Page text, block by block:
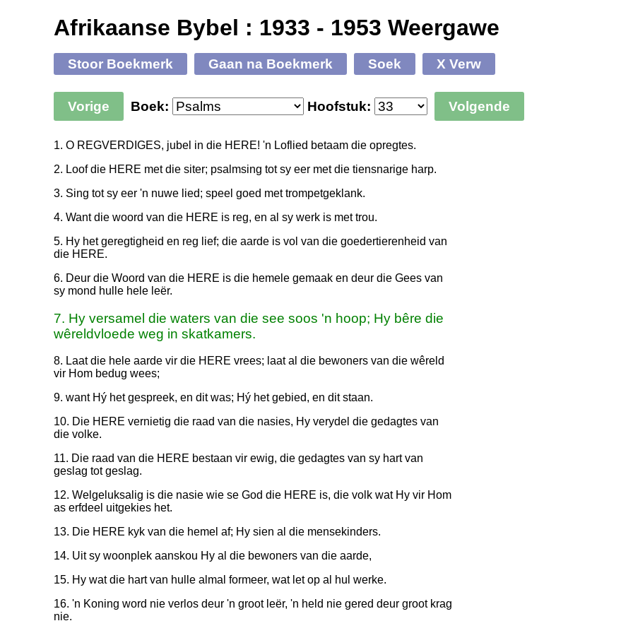
Afrikaanse Bybel : 1933 - 1953 Weergawe
Stoor Boekmerk Gaan na Boekmerk Soek X Verw
Vorige Boek: Hoofstuk: Volgende
1. O REGVERDIGES, jubel in die HERE! 'n Loflied betaam die opregtes.
2. Loof die HERE met die siter; psalmsing tot sy eer met die tiensnarige harp.
3. Sing tot sy eer 'n nuwe lied; speel goed met trompetgeklank.
4. Want die woord van die HERE is reg, en al sy werk is met trou.
5. Hy het geregtigheid en reg lief; die aarde is vol van die goedertierenheid van
die HERE.
6. Deur die Woord van die HERE is die hemele gemaak en deur die Gees van
sy mond hulle hele leër.
7. Hy versamel die waters van die see soos 'n hoop; Hy bêre die
wêreldvloede weg in skatkamers.
8. Laat die hele aarde vir die HERE vrees; laat al die bewoners van die wêreld
vir Hom bedug wees;
9. want Hý het gespreek, en dit was; Hý het gebied, en dit staan.
10. Die HERE vernietig die raad van die nasies, Hy verydel die gedagtes van
die volke.
11. Die raad van die HERE bestaan vir ewig, die gedagtes van sy hart van
geslag tot geslag.
12. Welgeluksalig is die nasie wie se God die HERE is, die volk wat Hy vir Hom
as erfdeel uitgekies het.
13. Die HERE kyk van die hemel af; Hy sien al die mensekinders.
14. Uit sy woonplek aanskou Hy al die bewoners van die aarde,
15. Hy wat die hart van hulle almal formeer, wat let op al hul werke.
16. 'n Koning word nie verlos deur 'n groot leër, 'n held nie gered deur groot krag
nie.